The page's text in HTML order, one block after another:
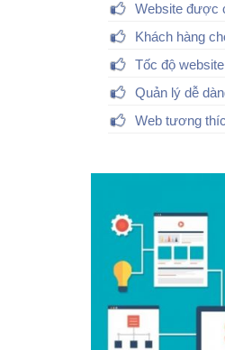
Website được
Khách hàng
Tốc độ
Quản lý dễ
Web tương